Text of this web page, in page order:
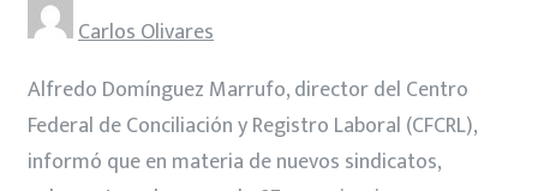
Carlos Olivares
Alfredo Domínguez Marrufo, director del Centro
Federal de Conciliación y Registro Laboral (CFCRL),
informó que en materia de nuevos sindicatos,